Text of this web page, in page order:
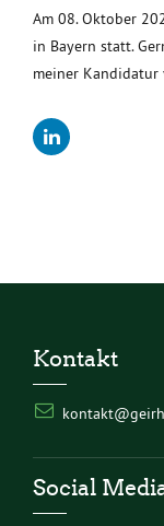
Am 08. Oktober
in Bayern statt.
meiner Kandidatur
Kontakt
Social